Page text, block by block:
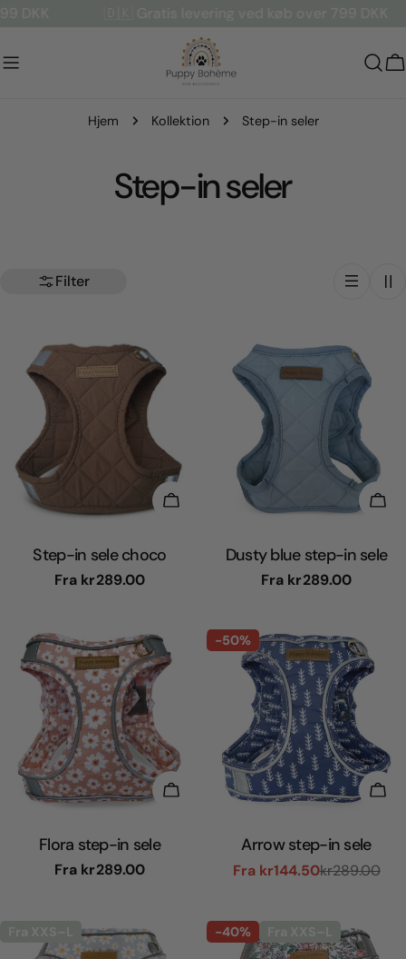
indhold
Hjem Kollektion Step-in seler
K
e
k
t
n
Step-in seler
Filter
Vælg Muligheder
Step-in sele choco
Normal
Fra kr289.00
Dusty blue step-in sele
Normal
Fra kr289.00
Vælg Muligheder
Flora step-in sele
Normal
Fra kr289.00
-50%
Arrow step-in sele
Udsalgspris
Fra kr144.50Normal
kr289.00
-40%